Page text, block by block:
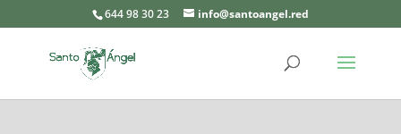
644 98 30 23 info@santoangel.red